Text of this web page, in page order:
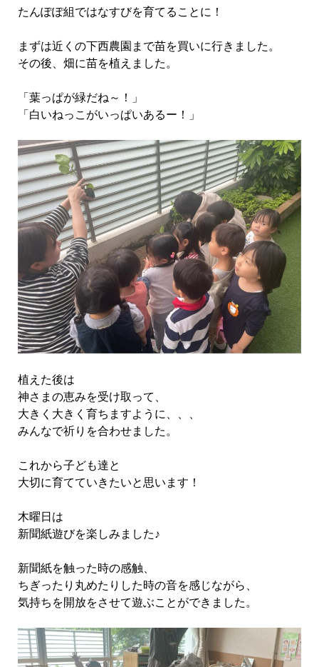
たんぽぽ組ではなすびを育てることに！
まずは近くの下西農園まで苗を買いに行きました。
その後、畑に苗を植えました。
「葉っぱが緑だね～！」
「白いねっこがいっぱいあるー！」
植えた後は
神さまの恵みを受け取って、
大きく大きく育ちますように、、、
みんなで祈りを合わせました。
これから子ども達と
大切に育てていきたいと思います！
木曜日は
新聞紙遊びを楽しみました♪
新聞紙を触った時の感触、
ちぎったり丸めたりした時の音を感じながら、
気持ちを開放をさせて遊ぶことができました。